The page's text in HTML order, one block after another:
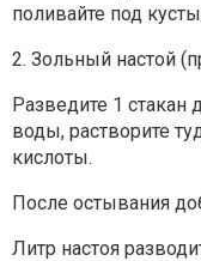
поливайте под
2. Зольный настой
Разведите 1 стакан
воды, растворите
кислоты.
После остывания
Литр настоя